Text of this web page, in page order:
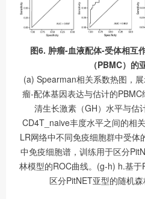
图6. 肿瘤-血液配体-受体相互
（PBMC）的
(a) Spearman相关系数热图，
瘤-配体基因表达与估计的
清生长激素（GH）水平与估
CD4T_naive丰度水平之间的相
LR网络中不同免疫细胞群中受
中免疫细胞谱，训练用于区分
林模型的ROC曲线。(g-h) h.基
区分PitNET亚型的随机森